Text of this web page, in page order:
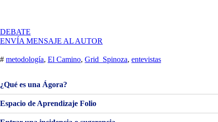
DEBATE
ENTREVISTAS
ENVÍA MENSAJE AL AUTOR
# metodología, El Camino, Grid_Spinoza, entevistas
¿Qué es una Ágora?
Espacio de Aprendizaje Folio